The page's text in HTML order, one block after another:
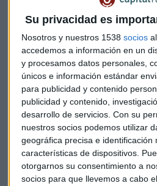
Su privacidad es
Nosotros y nuestros 1538 socios
accedemos a información en un
y procesamos datos personales,
únicos e información estándar
para publicidad y contenido
publicidad y contenido,
desarrollo de servicios. Con su
nuestros socios podemos utilizar
geográfica precisa e identificación
características de dispositivos.
otorgarnos su consentimiento a
socios para que llevemos a cabo